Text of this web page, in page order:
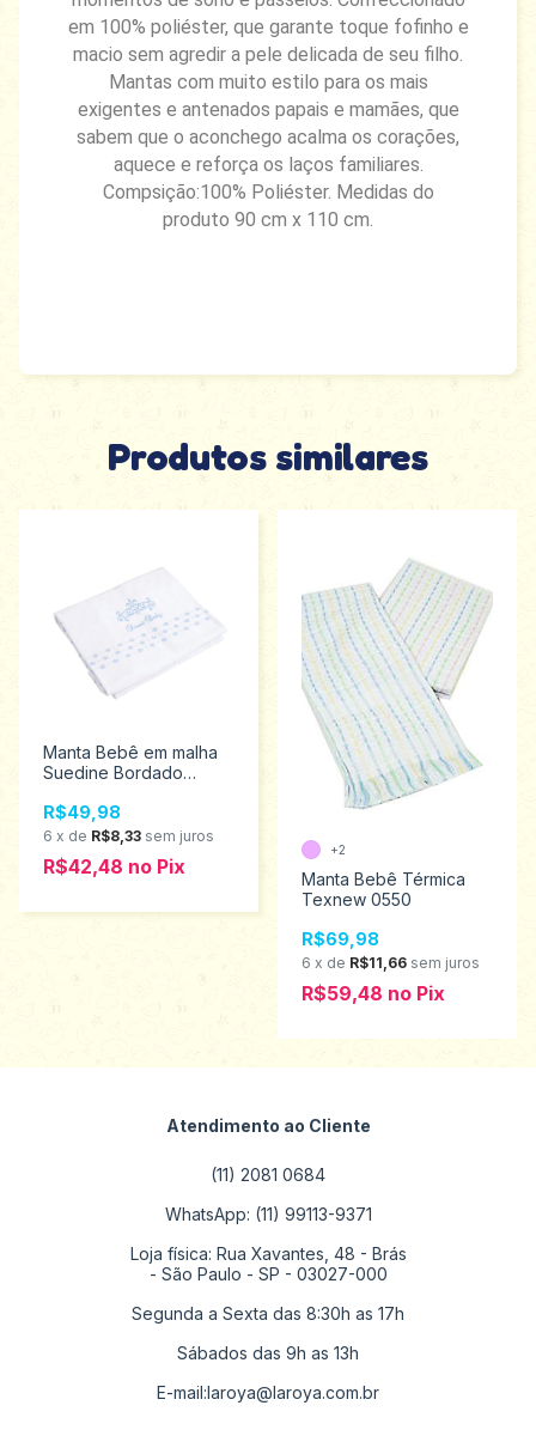
em 100% poliéster, que garante toque fofinho e
macio sem agredir a pele delicada de seu filho.
Mantas com muito estilo para os mais
exigentes e antenados papais e mamães, que
sabem que o aconchego acalma os corações,
aquece e reforça os laços familiares.
Compsição:100% Poliéster. Medidas do
produto 90 cm x 110 cm.
Produtos similares
Manta Bebê em malha
Suedine Bordado
6646
R$49,98
6 x de R$8,33 sem juros
R$42,48 no Pix
Manta Bebê Térmica
Texnew 0550
R$69,98
6 x de R$11,66 sem juros
R$59,48 no Pix
+2
Atendimento ao Cliente
(11) 2081 0684
WhatsApp: (11) 99113-9371
Loja física: Rua Xavantes, 48 - Brás
- São Paulo - SP - 03027-000
Segunda a Sexta das 8:30h as 17h
Sábados das 9h as 13h
E-mail:laroya@laroya.com.br